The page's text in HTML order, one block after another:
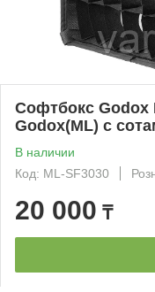
Софтбокс Godox
Godox(ML) с
В наличии
Код: ML-SF3030
20 000 ₸